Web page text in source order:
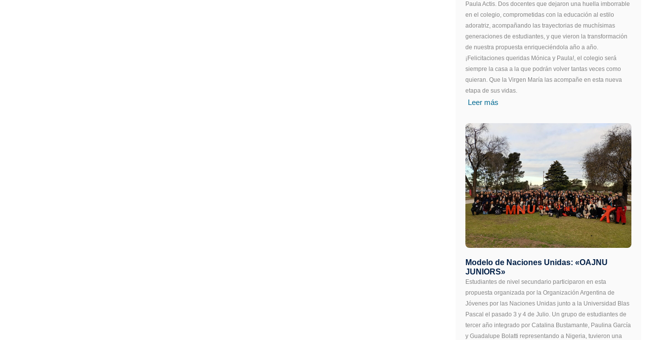
Paula Actis. Dos docentes que dejaron una huella imborrable
en el colegio, comprometidas con la educación al estilo
adoratriz, acompañando las trayectorias de muchísimas
generaciones de estudiantes, y que vieron la transformación
de nuestra propuesta enriqueciéndola año a año.
¡Felicitaciones queridas Mónica y Paula!, el colegio será
siempre la casa a la que podrán volver tantas veces como
quieran. Que la Virgen María las acompañe en esta nueva
etapa de sus vidas.
Leer más
Modelo de Naciones Unidas: «OAJNU
JUNIORS»
Estudiantes de nivel secundario participaron en esta
propuesta organizada por la Organización Argentina de
Jóvenes por las Naciones Unidas junto a la Universidad Blas
Pascal el pasado 3 y 4 de Julio. Un grupo de estudiantes de
tercer año integrado por Catalina Bustamante, Paulina García
y Guadalupe Bolatti representando a Nigeria, tuvieron una